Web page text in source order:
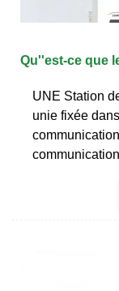
Qu''est-ce que
UNE Station
unie fixée